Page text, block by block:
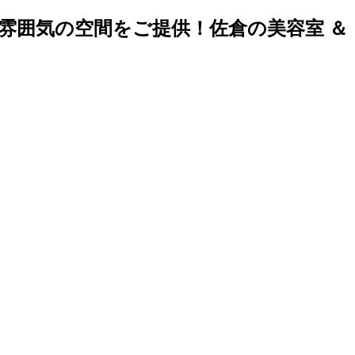
気の空間をご提供！佐倉の美容室 ＆